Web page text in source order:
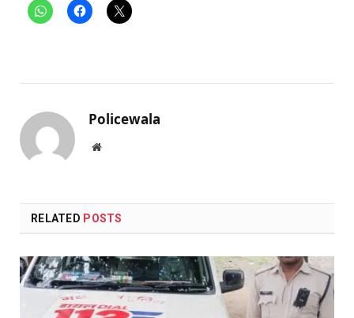
Policewala
Website
RELATED POSTS